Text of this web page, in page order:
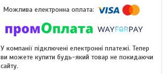
У компанії підключені електронні платежі. Тепер
ви можете купити будь-який товар не покидаючи
сайту.